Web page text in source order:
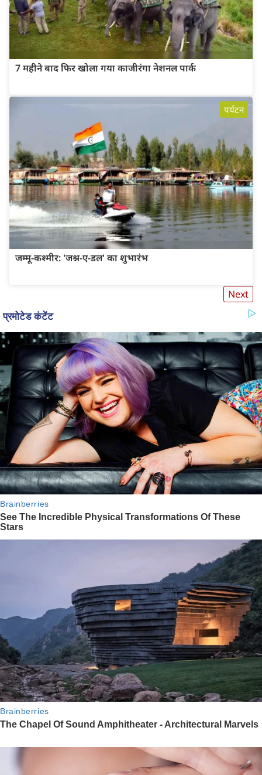
7 महीने बाद फिर खोला गया काजीरंगा नेशनल पार्क
पर्यटन
जम्मू-कश्मीर: 'जश्न-ए-डल' का शुभारंभ
Next